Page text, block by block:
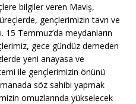
bilgiler veren Maviş,
gençlerimizin tavrı ve
15 Temmuz’da meydanların
gece gündüz demeden
yeni anayasa ve
ile gençlerimizin önünü
söz sahibi yapmak
omuzlarında yükselecek